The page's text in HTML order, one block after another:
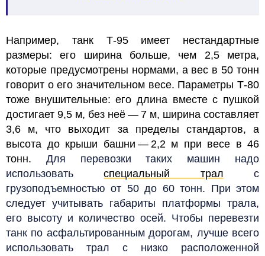
Например, танк Т-95 имеет нестандартные
размеры: его ширина больше, чем 2,5 метра,
которые предусмотрены нормами, а вес в 50 тонн
говорит о его значительном весе. Параметры Т-80
тоже внушительные: его длина вместе с пушкой
достигает 9,5 м, без неё — 7 м, ширина составляет
3,6 м, что выходит за пределы стандартов, а
высота до крыши башни — 2,2 м при весе в 46
тонн. Для перевозки таких машин надо
использоватьспециальный трал с
грузоподъемностью от 50 до 60 тонн. При этом
следует учитывать габариты платформы трала,
его высоту и количество осей. Чтобы перевезти
танк по асфальтированным дорогам, лучше всего
использовать трал с низко расположенной